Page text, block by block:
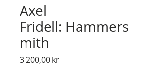
Axel
Fridell: Hammers
mith
3 200,00 krPris